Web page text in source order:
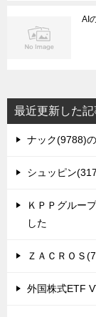
AI
最近更新した記
ナック(9788)
シュッピン
ＫＰＰグルー
した
ＺＡＣＲＯＳ
外国株式ETF